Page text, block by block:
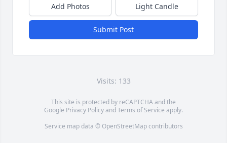
Add Photos Light Candle
Submit Post
Visits: 133
This site is protected by reCAPTCHA and the
Google Privacy PolicyandTerms of Service apply.
Service map data © OpenStreetMapcontributors